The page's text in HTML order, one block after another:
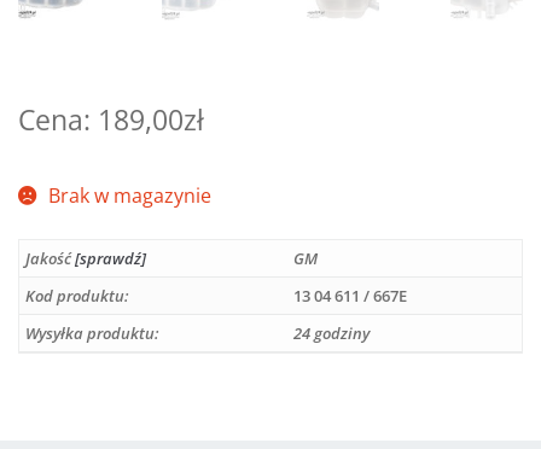
189,00zł
Brak w magazynie
Jakość[sprawdź]
GM
Kod produktu:
13 04 611 / 667E
Wysyłka produktu:
24 godziny